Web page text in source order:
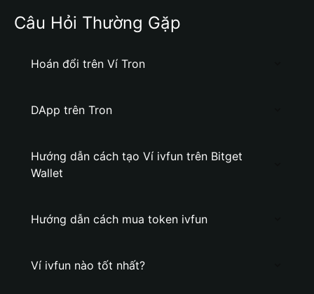
Câu Hỏi Thường Gặp
Hoán đổi trên Ví Tron
DApp trên Tron
Hướng dẫn cách tạo Ví ivfun trên Bitget
Wallet
Hướng dẫn cách mua token ivfun
Ví ivfun nào tốt nhất?